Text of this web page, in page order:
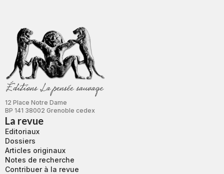
12 Place Notre Dame
BP 141 38002 Grenoble cedex
La revue
Editoriaux
Dossiers
Articles originaux
Notes de recherche
Contribuer à la revue